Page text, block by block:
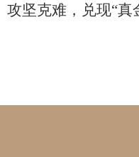
攻坚克难，兑现“真